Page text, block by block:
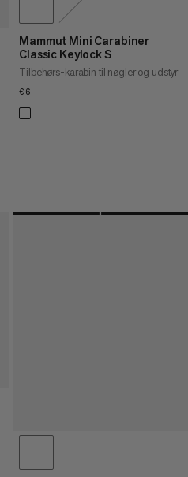
Mammut Mini Carabiner
Classic Keylock S
Tilbehørs-karabin til nøgler og udstyr
€6